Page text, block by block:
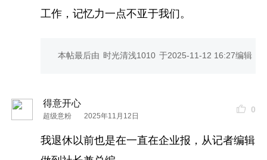
工作，记忆力一点不亚于我们。
本帖最后由 时光清浅1010 于2025-11-12 16:27编辑
得意开心
超级意粉 2025年11月12日
0
我退休以前也是在一直在企业报，从记者编辑